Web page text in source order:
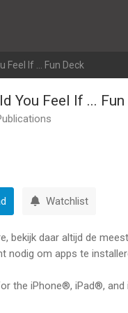
Feel If ... Fun Deck
You Feel If ... Fun
Watchlist
bekijk daar altijd de
nodig om apps te
the iPhone®, iPad®,
the How Would You